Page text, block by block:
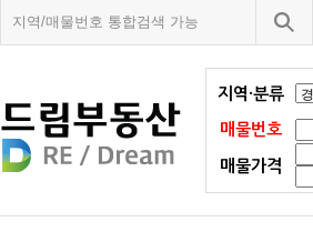
지역·분류
매물번호
매물가격